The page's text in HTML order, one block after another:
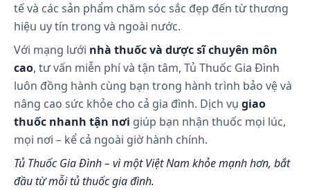
Uống trọn viên thuốc với một ly nước.
Chia làm 2 lần uống, trong các bữa ăn trưa và tối.
Liều dùng
Cơn trĩ cấp: 6 viên/ngày, trong 4 ngày đầu; 4
viên/ngày, trong 3 ngày tiếp theo; sau đó uống liều
duy trì 2 viên/ngày.
Bệnh trĩ mạn: 2 viên/ngày.
Suy tĩnh mạch (đau chân, nặng chân, phù chân,
giãn tĩnh mạch, sau viêm tĩnh mạch, vọp bẻ (chuột
rút)): 2 viên/ngày.
tế và các sản phẩm chăm sóc sắc đẹp đến từ thương
hiệu uy tín trong và ngoài nước.
Với mạng lưới nhà thuốc và dược sĩ chuyên môn
cao, tư vấn miễn phí và tận tâm, Tủ Thuốc Gia Đình
luôn đồng hành cùng bạn trong hành trình bảo vệ và
nâng cao sức khỏe cho cả gia đình. Dịch vụ giao
thuốc nhanh tận nơi giúp bạn nhận thuốc mọi lúc,
mọi nơi – kể cả ngoài giờ hành chính.
Tủ Thuốc Gia Đình – vì một Việt Nam khỏe mạnh hơn, bắt
đầu từ mỗi tủ thuốc gia đình.